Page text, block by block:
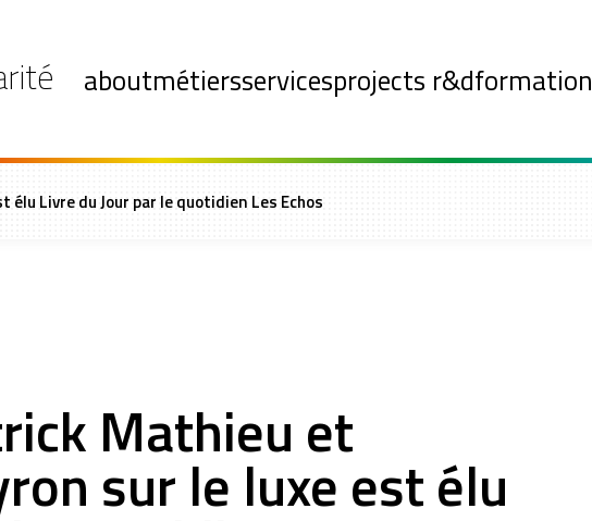
aboutmétiersservicesprojects r&dformation
Livre du Jour par le quotidien Les Echos
Mathieu et
sur le luxe est élu